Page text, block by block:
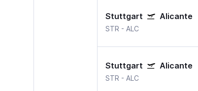
Stuttgart Alicante
STR - ALC
Stuttgart Alicante
STR - ALC